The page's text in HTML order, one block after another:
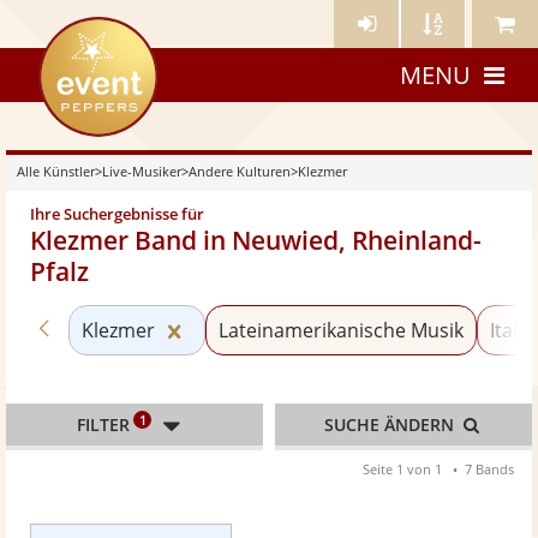
Künstler- Künstler Meine
eventpeppers
MENU
Alle Künstler>Live-Musiker>Andere Kulturen>Klezmer
Ihre Suchergebnisse für
Klezmer Band in Neuwied, Rheinland-
Pfalz
Zurück zu «Andere Kulturen»
Klezmer Kategorie «Klezmer» zurücksetzen
Lateinamerikanische Musik
FILTER 1 SUCHE ÄNDERN
Seite 1 von 1 7 Bands